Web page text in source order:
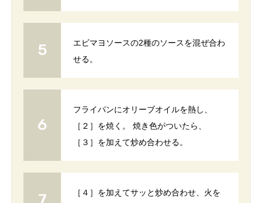
エビマヨソースの2種のソースを混ぜ合わ
せる。
フライパンにオリーブオイルを熱し、
［２］を焼く。 焼き色がついたら、
［３］を加えて炒め合わせる。
［４］を加えてサッと炒め合わせ、火を